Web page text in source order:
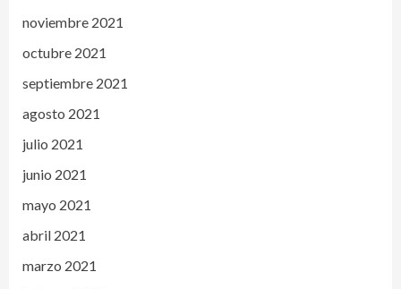
noviembre 2021
octubre 2021
septiembre 2021
agosto 2021
julio 2021
junio 2021
mayo 2021
abril 2021
marzo 2021